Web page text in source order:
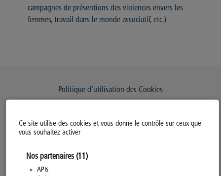
Ce site utilise des cookies et vous donne le contrôle sur ceux que
vous souhaitez activer
Nos partenaires (11)
APIs
campagnes de présentions des violences envers les
femmes, travail dans le monde associatif, etc.)
Politique d’utilisation des Cookies
Politique Générale de Confidentialité